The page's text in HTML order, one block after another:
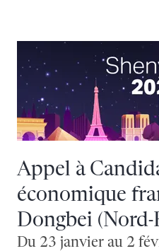
Appel à
économique
Dongbei (Nord-
Du 23 janvier au 2